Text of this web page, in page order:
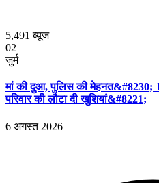
5,491 व्यूज
02
जुर्म
मां की दुआ, पुलिस की मेहनत&#8230;
परिवार की लौटा दी खुशियां&#8221;
6 अगस्त 2026